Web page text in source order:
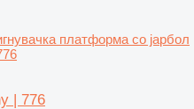
платформа со јарбол
| 776